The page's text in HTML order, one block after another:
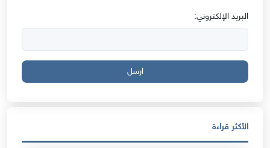
البريد الإلكتروني:
ارسل
الأكثر قراءة